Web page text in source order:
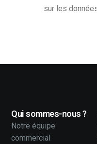
sur les
Qui sommes-nous ?
Notre équipe
commercial